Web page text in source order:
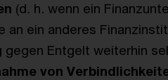
(d. h. wenn ein
an ein anderes
gegen Entgelt weiterhin
von